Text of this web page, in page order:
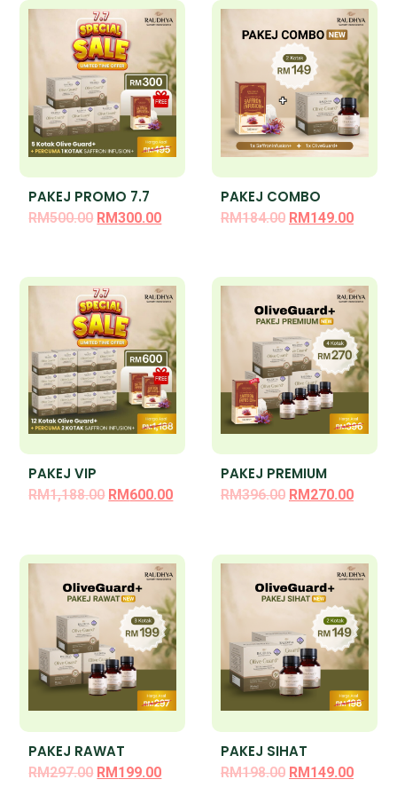
PAKEJ PROMO 7.7
RM500.00 RM300.00
PAKEJ COMBO
RM184.00 RM149.00
PAKEJ VIP
RM1,188.00 RM 600.00
PAKEJ PREMIUM
RM396.00 RM 270.00
PAKEJ RAWAT
RM297.00 RM199.00
PAKEJ SIHAT
RM198.00 RM149.00